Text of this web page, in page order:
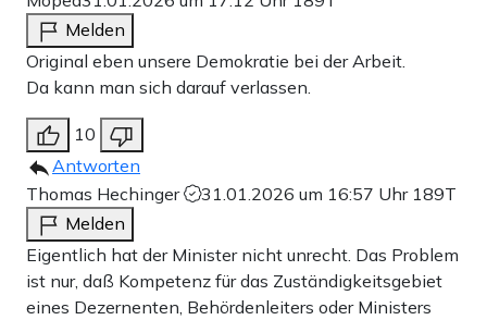
Melden
Original eben unsere Demokratie bei der Arbeit.
Da kann man sich darauf verlassen.
10
Antworten
Thomas Hechinger
31.01.2026 um 16:57 Uhr 189T
Melden
Eigentlich hat der Minister nicht unrecht. Das Problem
ist nur, daß Kompetenz für das Zuständigkeitsgebiet
eines Dezernenten, Behördenleiters oder Ministers